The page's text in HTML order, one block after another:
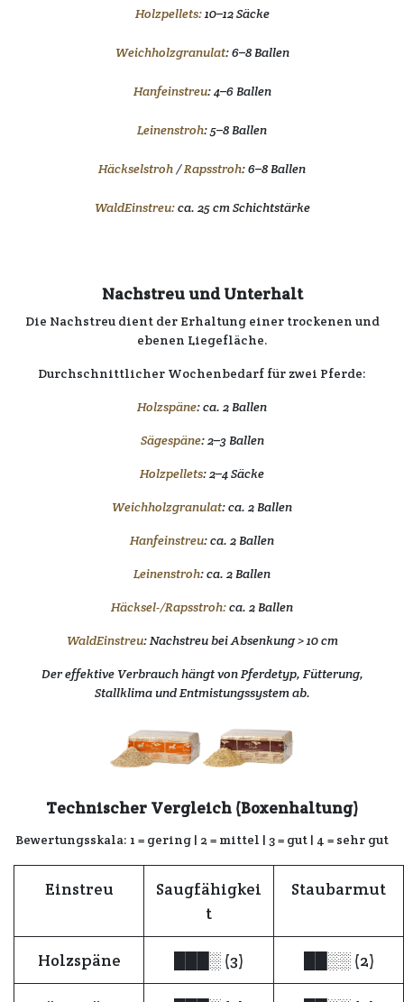
Holzpellets:10–12 Säcke
Weichholzgranulat: 6–8 Ballen
Hanfeinstreu: 4–6 Ballen
Leinenstroh: 5–8 Ballen
Häckselstroh/Rapsstroh: 6–8 Ballen
WaldEinstreu:ca. 25 cm Schichtstärke
Nachstreu und Unterhalt
Die Nachstreu dient der Erhaltung einer trockenen und
ebenen Liegefläche.
Durchschnittlicher Wochenbedarf für zwei Pferde:
Holzspäne: ca. 2 Ballen
Sägespäne: 2–3 Ballen
Holzpellets: 2–4 Säcke
Weichholzgranulat: ca. 2 Ballen
Hanfeinstreu: ca. 2 Ballen
Leinenstroh: ca. 2 Ballen
Häcksel-/Rapsstroh:ca. 2 Ballen
WaldEinstreu: Nachstreu bei Absenkung > 10 cm
Der effektive Verbrauch hängt von Pferdetyp, Fütterung,
Stallklima und Entmistungssystem ab.
Technischer Vergleich (Boxenhaltung)
Bewertungsskala: 1 = gering | 2 = mittel | 3 = gut | 4 = sehr gut
Einstreu
Saugfähigkei
t
Staubarmut
Holzspäne ███░ (3) ██░░ (2)